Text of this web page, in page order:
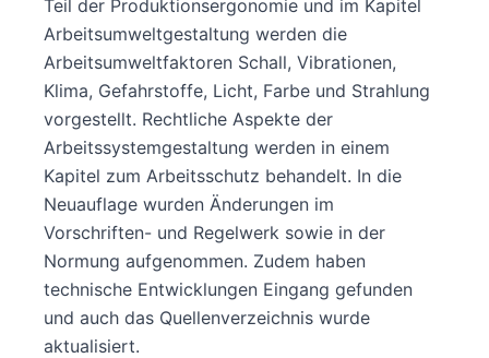
Teil der Produktionsergonomie und im Kapitel
Arbeitsumweltgestaltung werden die
Arbeitsumweltfaktoren Schall, Vibrationen,
Klima, Gefahrstoffe, Licht, Farbe und Strahlung
vorgestellt. Rechtliche Aspekte der
Arbeitssystemgestaltung werden in einem
Kapitel zum Arbeitsschutz behandelt. In die
Neuauflage wurden Änderungen im
Vorschriften- und Regelwerk sowie in der
Normung aufgenommen. Zudem haben
technische Entwicklungen Eingang gefunden
und auch das Quellenverzeichnis wurde
aktualisiert.